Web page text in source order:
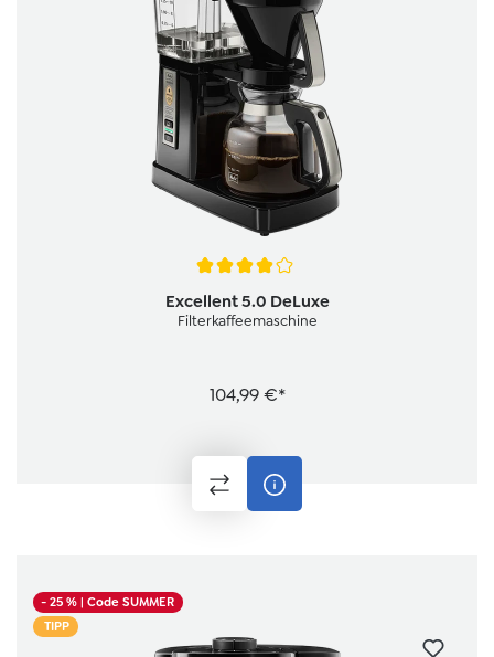
Excellent 5.0 DeLuxe
Filterkaffeemaschine
104,99 €*
- 25 %| Code SUMMER
TIPP